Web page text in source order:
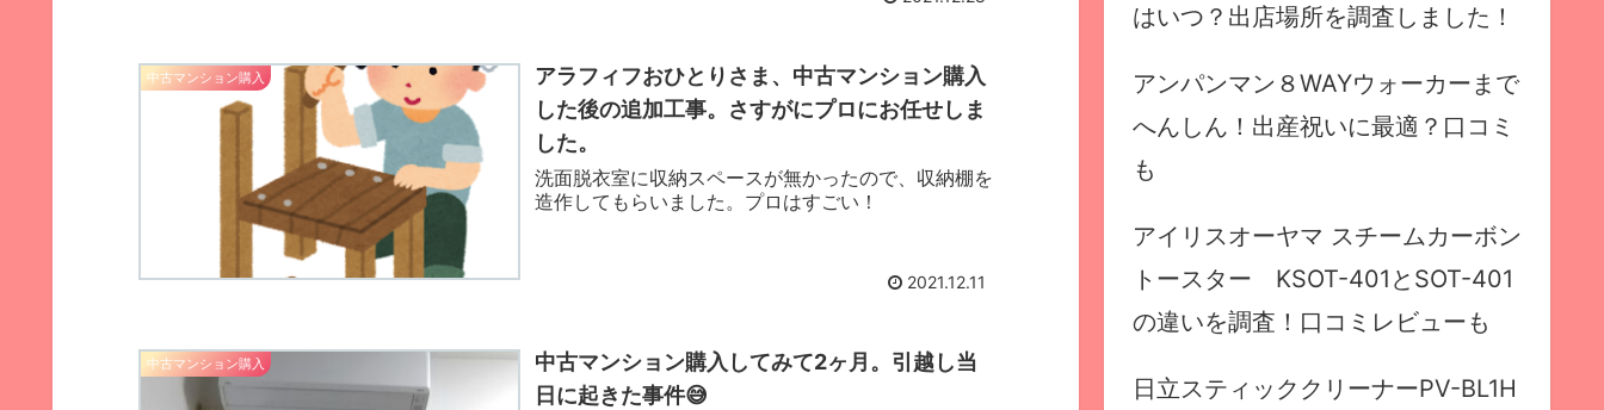
中古マンション購入
アラフィフおひとりさま、中古マンション購入
した後の追加工事。さすがにプロにお任せしま
した。
洗面脱衣室に収納スペースが無かったので、収納棚を
造作してもらいました。プロはすごい！
2021.12.11
中古マンション購入
中古マンション購入してみて2ヶ月。引越し当
日に起きた事件😅
はいつ？出店場所を調査しました！
アンパンマン８WAYウォーカーまで
へんしん！出産祝いに最適？口コミ
も
アイリスオーヤマ スチームカーボン
トースター KSOT-401とSOT-401
の違いを調査！口コミレビューも
日立スティッククリーナーPV-BL1H